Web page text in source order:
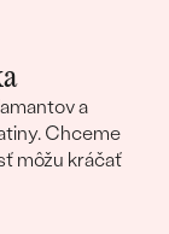
a
Chceme
môžu kráčať